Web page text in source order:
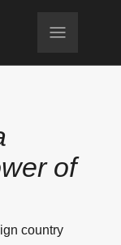
of
country